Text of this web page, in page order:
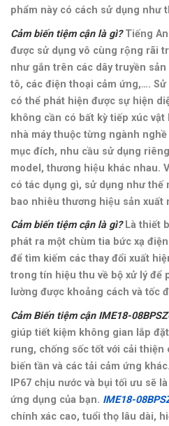
phẩm này có cách sử dụng như
Cảm biến tiệm cận là gì?Tiếng
được sử dụng vô cùng rộng rãi
như gắn trên các dây truyền
tô, các điện thoại cảm ứng,….
có thể phát hiện được sự hiện
không cần có bất kỳ tiếp xúc vật
nhà máy thuộc từng ngành
mục đích, nhu cầu sử dụng
model, thương hiệu khác nhau.
có tác dụng gì, sử dụng như thế
bao nhiêu thương hiệu sản xuất
Cảm biến tiệm cận là gì?Là thiết
phát ra một chùm tia bức xạ
để tìm kiếm các thay đổi xuất
trong tín hiệu thu về bộ xử lý để
lường được khoảng cách và tốc
Cảm Biến tiệm cận IME18-
giúp tiết kiệm không gian lắp
rung, chống sốc tốt với cải thiện
biến tần và các tải cảm ứng
IP67 chịu nước và bụi tối ưu sẽ
ứng dụng của bạn. IME18-
chính xác cao, tuổi thọ lâu dài,